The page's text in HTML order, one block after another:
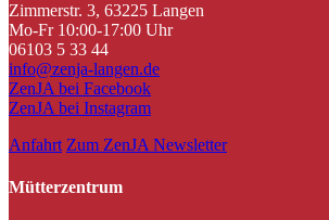
Zimmerstr. 3, 63225 Langen
Mo-Fr 10:00-17:00 Uhr
06103 5 33 44
info@zenja-langen.de
ZenJA bei Facebook
ZenJA bei Instagram
Anfahrt Zum ZenJA Newsletter
Mütterzentrum